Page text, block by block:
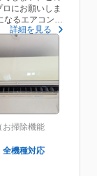
にお願いしま
なるエアコンの
りがとうござ
汚れていたビ
詳細を見る
お掃除機能
全機種対応